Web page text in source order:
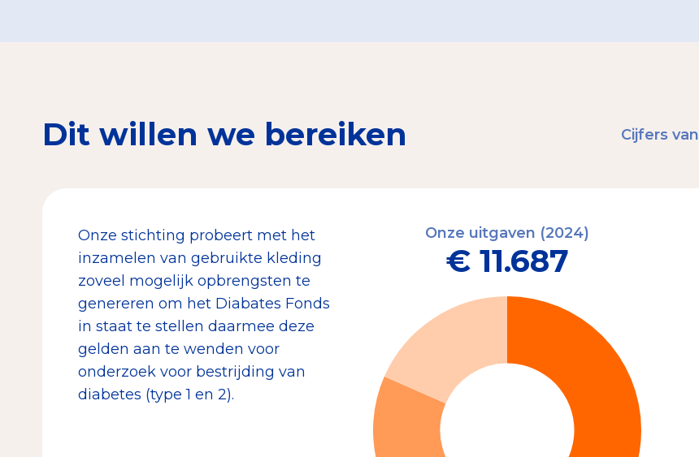
Dit willen we bereiken Cijfers van
Onze uitgaven (2024)
€ 11.687
Onze stichting probeert met het
inzamelen van gebruikte kleding
zoveel mogelijk opbrengsten te
genereren om het Diabates Fonds
in staat te stellen daarmee deze
gelden aan te wenden voor
onderzoek voor bestrijding van
diabetes (type 1 en 2).